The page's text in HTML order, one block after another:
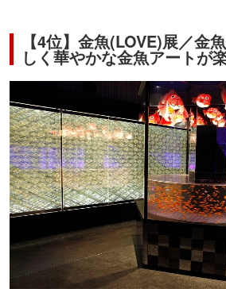
【4位】金魚(LOVE)展／金
しく華やかな金魚アートが